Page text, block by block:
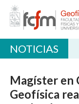
NOTICIAS
Magíster en
Geofísica